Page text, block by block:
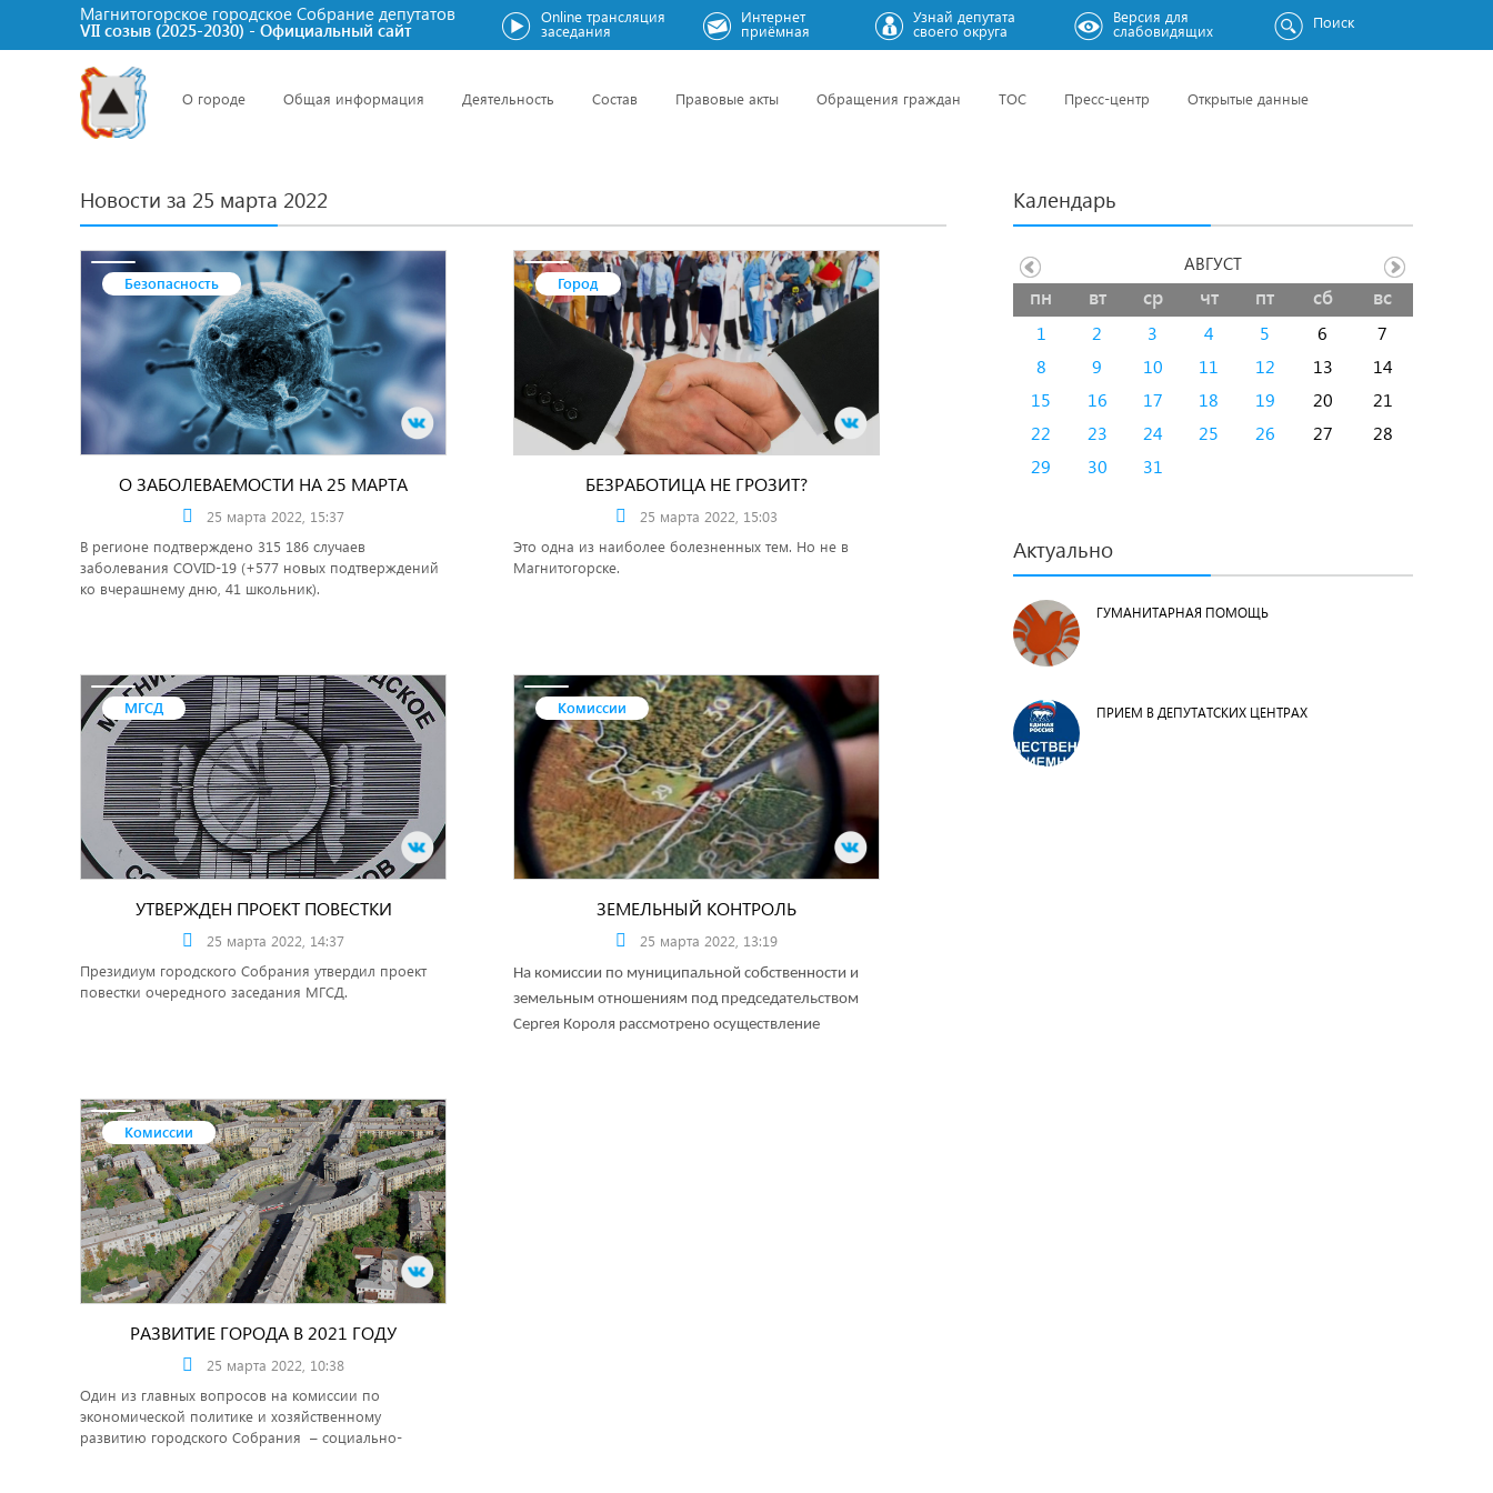
Магнитогорское городское Cобрание депутатов
VII созыв (2025-2030) - Официальный сайт
Online трансляция
заседания
Интернет
приёмная
Узнай депутата
своего округа
Версия для
слабовидящих Поиск
О городе Общая информация Деятельность Состав Правовые акты Обращения граждан ТОС Пресс-центр Открытые данные
Новости за 25 марта 2022
Безопасность
О ЗАБОЛЕВАЕМОСТИ НА 25 МАРТА
25 марта 2022, 15:37
В регионе подтверждено 315 186 случаев
заболевания COVID-19 (+577 новых подтверждений
ко вчерашнему дню, 41 школьник).
Город
БЕЗРАБОТИЦА НЕ ГРОЗИТ?
25 марта 2022, 15:03
Это одна из наиболее болезненных тем. Но не в
Магнитогорске.
МГСД
УТВЕРЖДЕН ПРОЕКТ ПОВЕСТКИ
25 марта 2022, 14:37
Президиум городского Собрания утвердил проект
повестки очередного заседания МГСД.
Комиссии
ЗЕМЕЛЬНЫЙ КОНТРОЛЬ
25 марта 2022, 13:19
На комиссии по муниципальной собственности и
земельным отношениям под председательством
Сергея Короля рассмотрено осуществление
Комиссии
РАЗВИТИЕ ГОРОДА В 2021 ГОДУ
25 марта 2022, 10:38
Один из главных вопросов на комиссии по
экономической политике и хозяйственному
развитию городского Собрания – социально-
Календарь
пн вт ср чт пт сб вс
1 2 3 4 5 6
7
8
9 10 11 12 13
14
15
16 17 18 19 20
21
22
23 24 25 26 27
28
29
30 31
АВГУСТ
Актуально
ГУМАНИТАРНАЯ ПОМОЩЬ
ПРИЕМ В ДЕПУТАТСКИХ ЦЕНТРАХ